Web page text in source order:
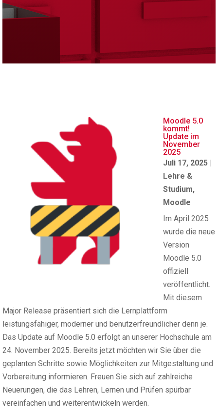
Moodle 5.0
kommt!
Update im
November
2025
Juli 17, 2025 |
Lehre &
Studium,
Moodle
Im April 2025
wurde die neue
Version
Moodle 5.0
offiziell
veröffentlicht.
Mit diesem
Major Release präsentiert sich die Lernplattform
leistungsfähiger, moderner und benutzerfreundlicher denn je.
Das Update auf Moodle 5.0 erfolgt an unserer Hochschule am
24. November 2025. Bereits jetzt möchten wir Sie über die
geplanten Schritte sowie Möglichkeiten zur Mitgestaltung und
Vorbereitung informieren. Freuen Sie sich auf zahlreiche
Neuerungen, die das Lehren, Lernen und Prüfen spürbar
vereinfachen und weiterentwickeln werden.